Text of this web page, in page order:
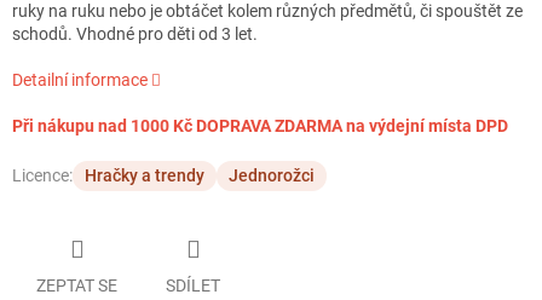
ruky na ruku nebo je obtáčet kolem různých předmětů, či spouštět ze
schodů. Vhodné pro děti od 3 let.
Detailní informace
Při nákupu nad 1000 Kč DOPRAVA ZDARMA na výdejní místa DPD
Licence: Hračky a trendy Jednorožci
ZEPTAT SE SDÍLET